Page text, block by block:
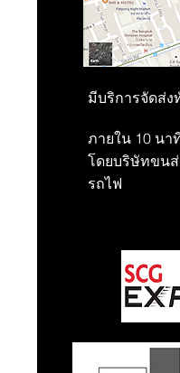
มีบริการจัดส่ง
ภายใน 10 นา
โดยบริษัทขน
รถไฟ